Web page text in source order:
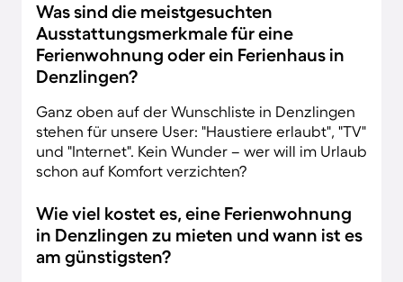
Was sind die meistgesuchten
Ausstattungsmerkmale für eine
Ferienwohnung oder ein Ferienhaus in
Denzlingen?
Ganz oben auf der Wunschliste in Denzlingen
stehen für unsere User: "Haustiere erlaubt", "TV"
und "Internet". Kein Wunder – wer will im Urlaub
schon auf Komfort verzichten?
Wie viel kostet es, eine Ferienwohnung
in Denzlingen zu mieten und wann ist es
am günstigsten?